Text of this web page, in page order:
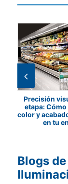
Precisión
etapa:
color y
en tu
Blogs